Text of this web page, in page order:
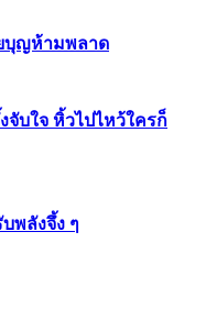
บุญห้ามพลาด
จับใจ หิ้วไปไหว้ใครก็
พลังจึ้ง ๆ